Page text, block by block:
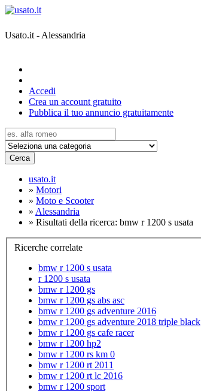
Usato.it - Alessandria
Accedi
Crea un account gratuito
Pubblica il tuo annuncio gratuitamente
Cerca
usato.it
» Motori
» Moto e Scooter
» Alessandria
» Risultati della ricerca: bmw r 1200 s usata
Ricerche correlate
bmw r 1200 s usata
r 1200 s usata
bmw r 1200 gs
bmw r 1200 gs abs asc
bmw r 1200 gs adventure 2016
bmw r 1200 gs adventure 2018 triple black
bmw r 1200 gs cafe racer
bmw r 1200 hp2
bmw r 1200 rs km 0
bmw r 1200 rt 2011
bmw r 1200 rt lc 2016
bmw r 1200 sport